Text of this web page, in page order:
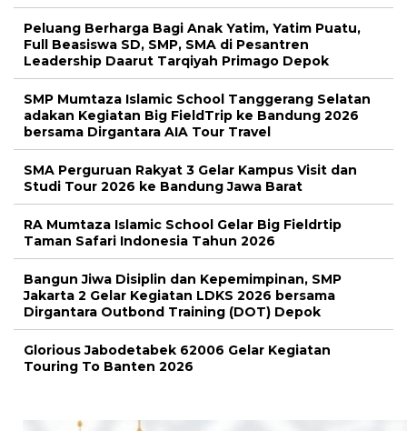
Peluang Berharga Bagi Anak Yatim, Yatim Puatu,
Full Beasiswa SD, SMP, SMA di Pesantren
Leadership Daarut Tarqiyah Primago Depok
SMP Mumtaza Islamic School Tanggerang Selatan
adakan Kegiatan Big FieldTrip ke Bandung 2026
bersama Dirgantara AIA Tour Travel
SMA Perguruan Rakyat 3 Gelar Kampus Visit dan
Studi Tour 2026 ke Bandung Jawa Barat
RA Mumtaza Islamic School Gelar Big Fieldrtip
Taman Safari Indonesia Tahun 2026
Bangun Jiwa Disiplin dan Kepemimpinan, SMP
Jakarta 2 Gelar Kegiatan LDKS 2026 bersama
Dirgantara Outbond Training (DOT) Depok
Glorious Jabodetabek 62006 Gelar Kegiatan
Touring To Banten 2026